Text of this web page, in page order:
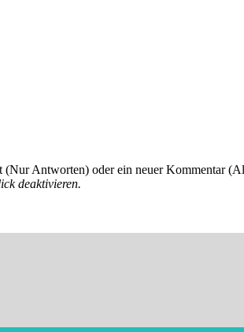
Antworten) oder ein neuer Kommentar
deaktivieren.